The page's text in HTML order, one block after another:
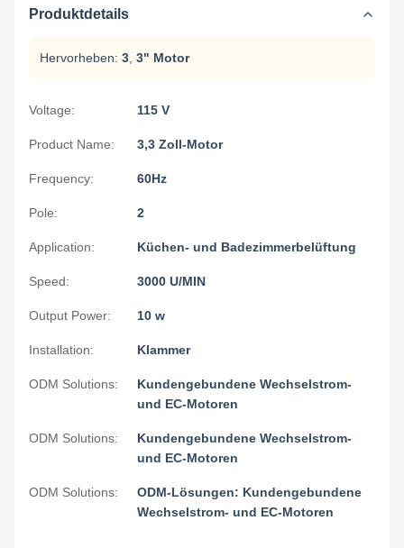
Produktdetails
Hervorheben: 3, 3" Motor
Voltage: 115 V
Product Name: 3,3 Zoll-Motor
Frequency: 60Hz
Pole: 2
Application: Küchen- und Badezimmerbelüftung
Speed: 3000 U/MIN
Output Power: 10 w
Installation: Klammer
ODM Solutions:
Kundengebundene Wechselstrom-
und EC-Motoren
ODM Solutions:
Kundengebundene Wechselstrom-
und EC-Motoren
ODM Solutions:
ODM-Lösungen: Kundengebundene
Wechselstrom- und EC-Motoren